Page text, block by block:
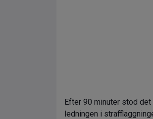
Efter 90 minuter stod
ledningen i